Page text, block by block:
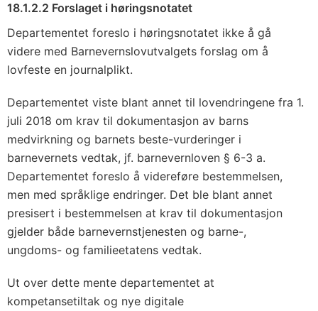
18.1.2.2 Forslaget i høringsnotatet
Departementet foreslo i høringsnotatet ikke å gå
videre med Barnevernslovutvalgets forslag om å
lovfeste en journalplikt.
Departementet viste blant annet til lovendringene fra 1.
juli 2018 om krav til dokumentasjon av barns
medvirkning og barnets beste-vurderinger i
barnevernets vedtak, jf. barnevernloven § 6-3 a.
Departementet foreslo å videreføre bestemmelsen,
men med språklige endringer. Det ble blant annet
presisert i bestemmelsen at krav til dokumentasjon
gjelder både barnevernstjenesten og barne-,
ungdoms- og familieetatens vedtak.
Ut over dette mente departementet at
kompetansetiltak og nye digitale